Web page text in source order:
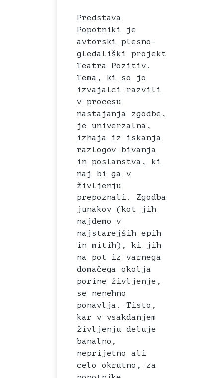
Predstava
Popotniki je
avtorski plesno-
gledališki projekt
Teatra Pozitiv.
Tema, ki so jo
izvajalci razvili
v procesu
nastajanja zgodbe,
je univerzalna,
izhaja iz iskanja
razlogov bivanja
in poslanstva, ki
naj bi ga v
življenju
prepoznali. Zgodba
junakov (kot jih
najdemo v
najstarejših epih
in mitih), ki jih
na pot iz varnega
domačega okolja
porine življenje,
se nenehno
ponavlja. Tisto,
kar v vsakdanjem
življenju deluje
banalno,
neprijetno ali
celo okrutno, za